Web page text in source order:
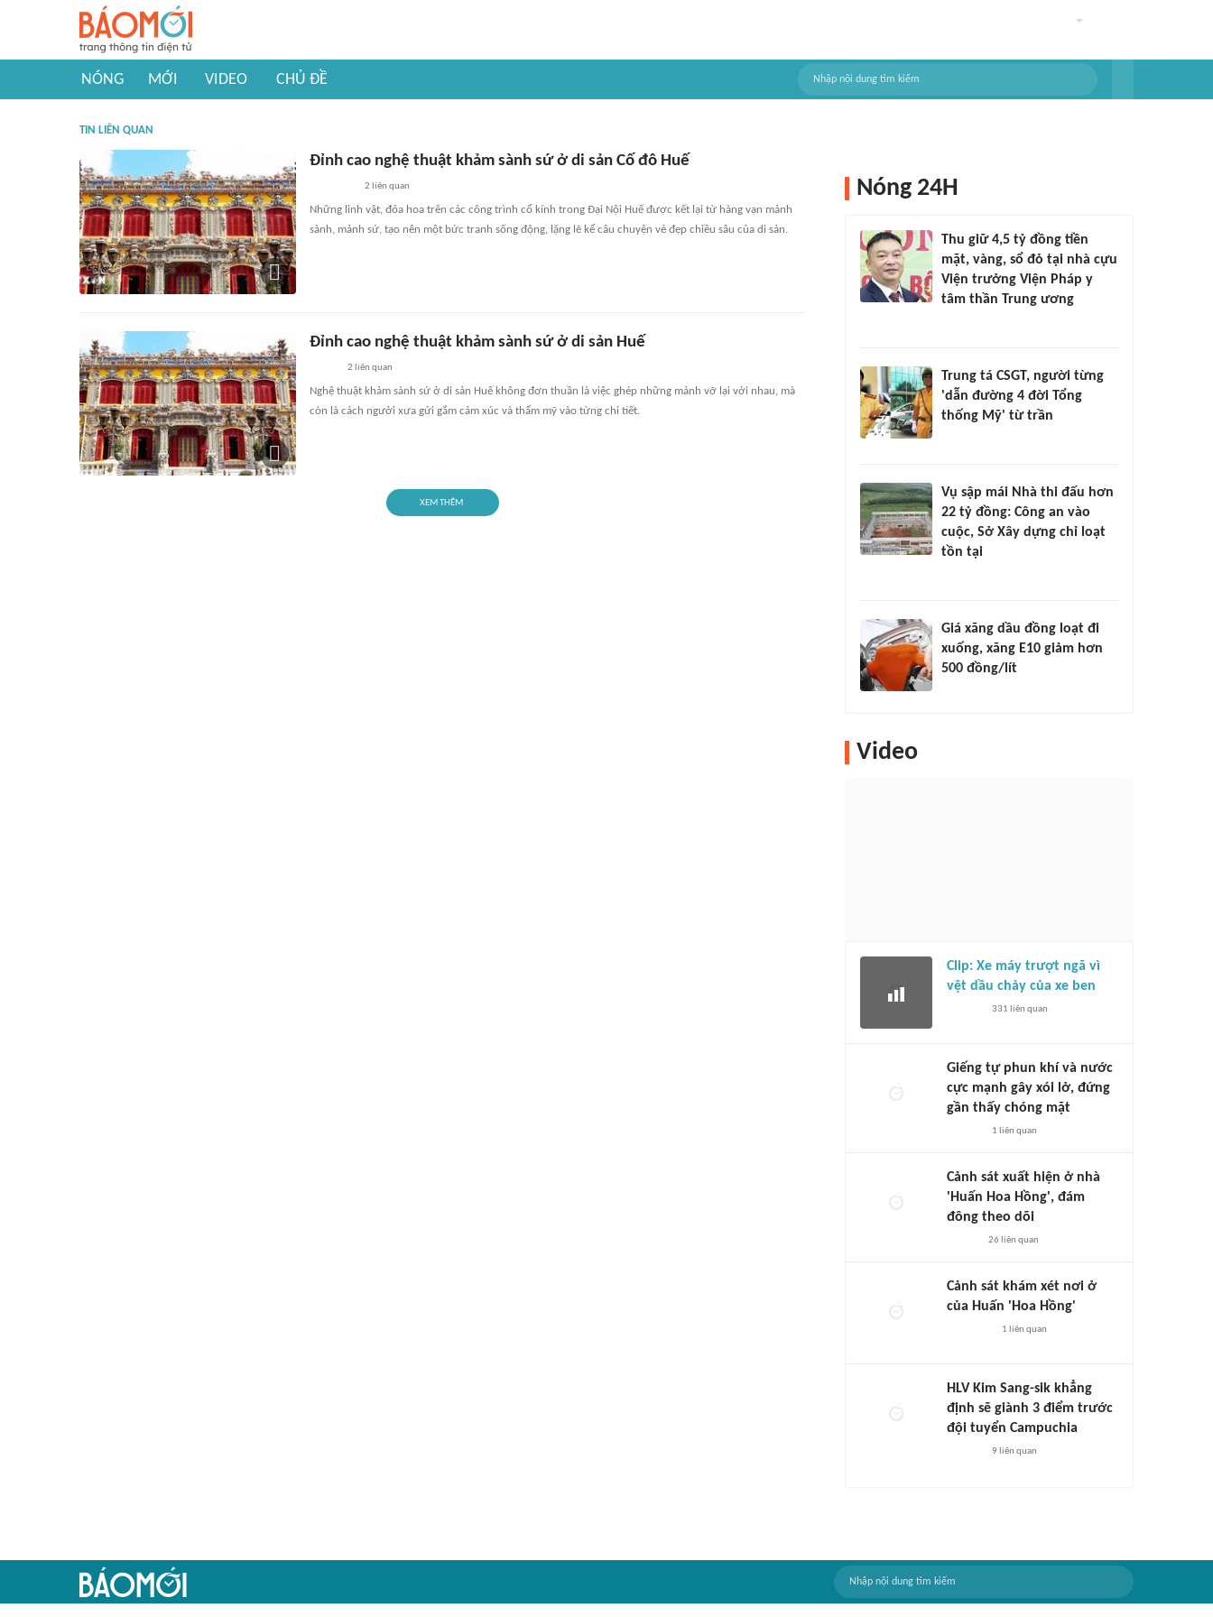
NÓNG MỚI VIDEO CHỦ ĐỀ
TIN LIÊN QUAN
Đỉnh cao nghệ thuật khảm sành sứ ở di sản Cố đô Huế
2 liên quan
Những linh vật, đóa hoa trên các công trình cổ kính trong Đại Nội Huế được kết lại từ hàng vạn mảnh
sành, mảnh sứ, tạo nên một bức tranh sống động, lặng lẽ kể câu chuyện vẻ đẹp chiều sâu của di sản.
Đỉnh cao nghệ thuật khảm sành sứ ở di sản Huế
2 liên quan
Nghệ thuật khảm sành sứ ở di sản Huế không đơn thuần là việc ghép những mảnh vỡ lại với nhau, mà
còn là cách người xưa gửi gắm cảm xúc và thẩm mỹ vào từng chi tiết.
XEM THÊM
Nóng 24H
Thu giữ 4,5 tỷ đồng tiền
mặt, vàng, sổ đỏ tại nhà cựu
Viện trưởng Viện Pháp y
tâm thần Trung ương
Trung tá CSGT, người từng
'dẫn đường 4 đời Tổng
thống Mỹ' từ trần
Vụ sập mái Nhà thi đấu hơn
22 tỷ đồng: Công an vào
cuộc, Sở Xây dựng chỉ loạt
tồn tại
Giá xăng dầu đồng loạt đi
xuống, xăng E10 giảm hơn
500 đồng/lít
Video
Clip: Xe máy trượt ngã vì
vệt dầu chảy của xe ben
331 liên quan
Giếng tự phun khí và nước
cực mạnh gây xói lở, đứng
gần thấy chóng mặt
1 liên quan
Cảnh sát xuất hiện ở nhà
'Huấn Hoa Hồng', đám
đông theo dõi
26 liên quan
Cảnh sát khám xét nơi ở
của Huấn 'Hoa Hồng'
1 liên quan
HLV Kim Sang-sik khẳng
định sẽ giành 3 điểm trước
đội tuyển Campuchia
9 liên quan